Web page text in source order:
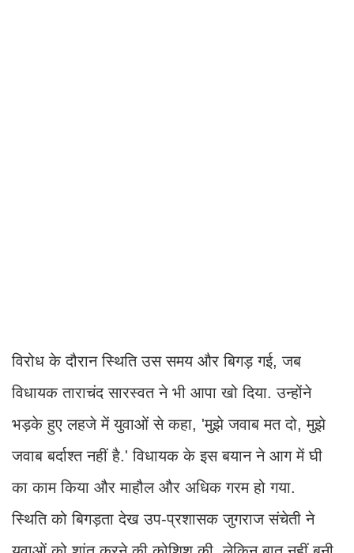
विरोध के दौरान स्थिति उस समय और बिगड़ गई, जब
विधायक ताराचंद सारस्वत ने भी आपा खो दिया. उन्होंने
भड़के हुए लहजे में युवाओं से कहा, 'मुझे जवाब मत दो, मुझे
जवाब बर्दाश्त नहीं है.' विधायक के इस बयान ने आग में घी
का काम किया और माहौल और अधिक गरम हो गया.
स्थिति को बिगड़ता देख उप-प्रशासक जुगराज संचेती ने